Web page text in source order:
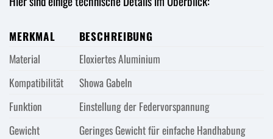
MERKMAL
BESCHREIBUNG
Material
Eloxiertes Aluminium
Kompatibilität
Showa Gabeln
Funktion
Einstellung der Federvorspannung
Gewicht
Geringes Gewicht für einfache Handhabung